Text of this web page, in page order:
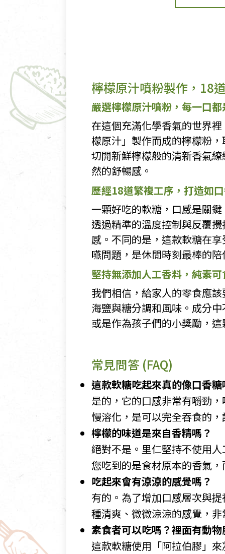
檸檬原汁噴粉製作，18
嚴選檸檬原汁噴粉，每一口
在這個充滿化學香氣的世界
檬原汁」製作而成的檸檬粉
切開新鮮檸檬般的清新香氣
然的舒暢感。
歷經18道繁複工序，打造如
一顆好吃的軟糖，口感是關
透過精準的溫度控制與反覆
感。不同的是，這款軟糖在
嚥問題，是休閒時刻最棒的陪
堅持無添加人工香料，純素
我們相信，給家人的零食應
海鹽與糖分調和風味。成分
或是作為孩子們的小獎勵，
常見問答 (FAQ)
這款軟糖吃起來真的像口香
是的，它的口感非常有嚼勁
慢溶化，是可以完全吞食的
檸檬的味道是來自香精嗎？
絕對不是。里仁堅持不使用
您吃到的是食材原本的香氣
吃起來會有涼涼的感覺嗎？
有的。為了增加口感層次與
種清爽、微微涼涼的感覺，
素食者可以吃嗎？裡面有動
這款軟糖使用「阿拉伯膠」